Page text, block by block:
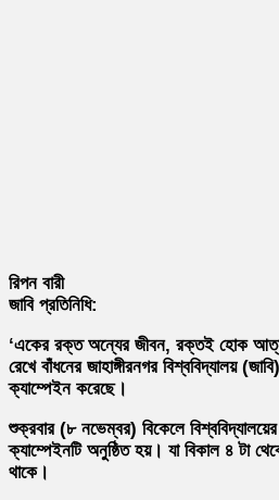
রিপন বারী
জাবি প্রতিনিধি:
‘একের রক্ত অন্যের জীবন, রক্তই হোক
রেখে বাঁধনের জাহাঙ্গীরনগর বিশ্ববিদ্যালয়
ক্যাম্পেইন করেছে।
শুক্রবার (৮ নভেম্বর) বিকেলে
ক্যাম্পেইনটি অনুষ্ঠিত হয়। যা বিকাল ৪ টা
থাকে।